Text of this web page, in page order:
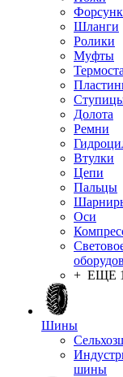
Шланги
Ролики
Муфты
Долота
Ремни
Втулки
Цепи
Пальцы
Оси
+ ЕЩЕ
Шины
шины